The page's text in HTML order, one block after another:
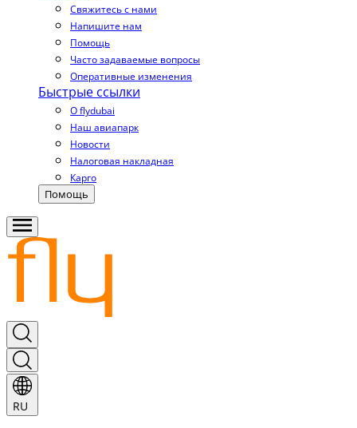
Свяжитесь с нами
Напишите нам
Помощь
Часто задаваемые вопросы
Оперативные изменения
Быстрые ссылки
О flydubai
Наш авиапарк
Новости
Налоговая накладная
Карго
Помощь
RU